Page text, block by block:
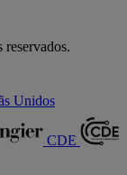
Unidos
CDE